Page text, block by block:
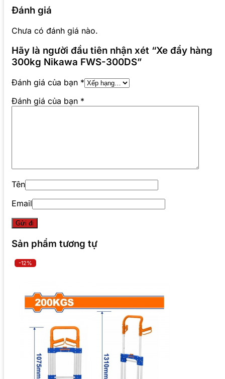
Đánh giá
Chưa có đánh giá nào.
Hãy là người đầu tiên nhận xét “Xe đẩy hàng
300kg Nikawa FWS-300DS”
Đánh giá của bạn *
Đánh giá của bạn *
Tên
Email
Sản phẩm tương tự
-12%